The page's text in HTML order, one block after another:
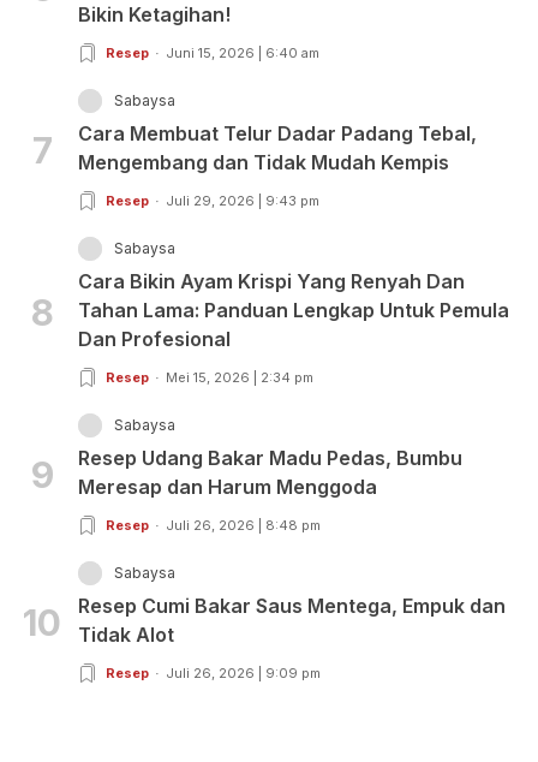
Bikin Ketagihan!
Resep Juni 15, 2026 | 6:40 am
7
Sabaysa
Cara Membuat Telur Dadar Padang Tebal,
Mengembang dan Tidak Mudah Kempis
Resep Juli 29, 2026 | 9:43 pm
8
Sabaysa
Cara Bikin Ayam Krispi Yang Renyah Dan
Tahan Lama: Panduan Lengkap Untuk Pemula
Dan Profesional
Resep Mei 15, 2026 | 2:34 pm
9
Sabaysa
Resep Udang Bakar Madu Pedas, Bumbu
Meresap dan Harum Menggoda
Resep Juli 26, 2026 | 8:48 pm
10
Sabaysa
Resep Cumi Bakar Saus Mentega, Empuk dan
Tidak Alot
Resep Juli 26, 2026 | 9:09 pm